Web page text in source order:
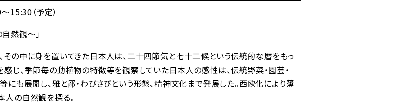
15:30（予定）
然観～」
その中に身を置いてきた日本人は、二十四節気と七十二候という伝統的な暦をもっ
感じ、季節毎の動植物の特徴等を観察していた日本人の感性は、伝統野菜・園芸・
にも展開し、雅と鄙・わびさびという形態、精神文化まで発展した。西欧化により薄
人の自然観を探る。